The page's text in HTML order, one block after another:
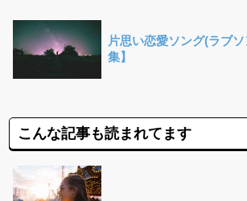
片思い恋愛ソング(ラブ
集】
こんな記事も読まれてます